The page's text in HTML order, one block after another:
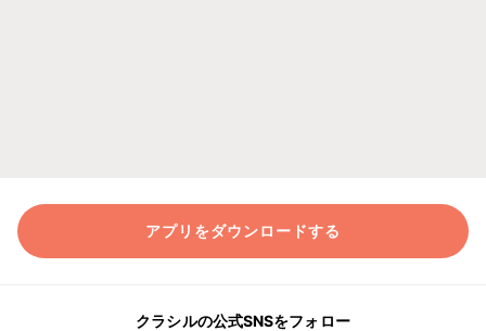
アプリをダウンロードする
クラシルの公式SNSをフォロー